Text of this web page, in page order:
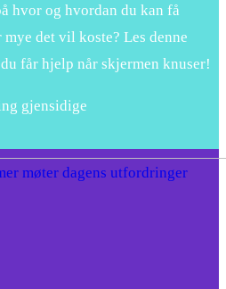
hvor og hvordan du kan få
det vil koste? Les denne
får hjelp når skjermen knuser!
gjensidige